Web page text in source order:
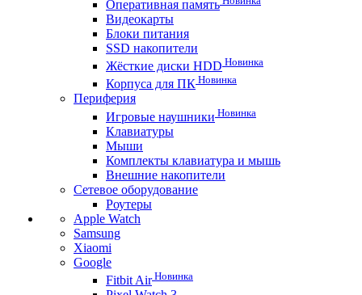
Оперативная память
Видеокарты
Блоки питания
SSD накопители
Жёсткие диски HDD Новинка
Корпуса для ПК Новинка
Периферия
Игровые наушники Новинка
Клавиатуры
Мыши
Комплекты клавиатура и мышь
Внешние накопители
Сетевое оборудование
Роутеры
Apple Watch
Samsung
Xiaomi
Google
Fitbit AirНовинка